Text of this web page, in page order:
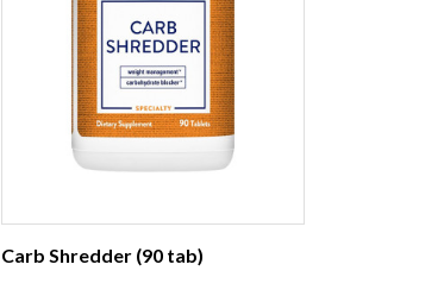
Carb Shredder (90 tab)